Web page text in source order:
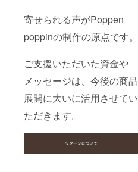
寄せられる声がPoppen
poppinの制作の原点です。
ご支援いただいた資金や
メッセージは、今後の商品
展開に大いに活用させてい
ただきます。